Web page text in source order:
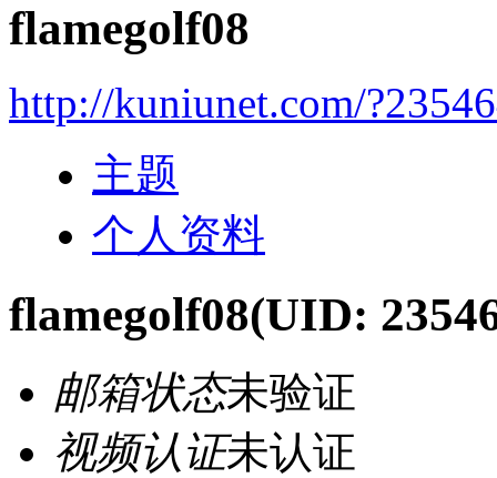
flamegolf08
http://kuniunet.com/
主题
个人资料
flamegolf08(UID:
邮箱状态未验证
视频认证未认证